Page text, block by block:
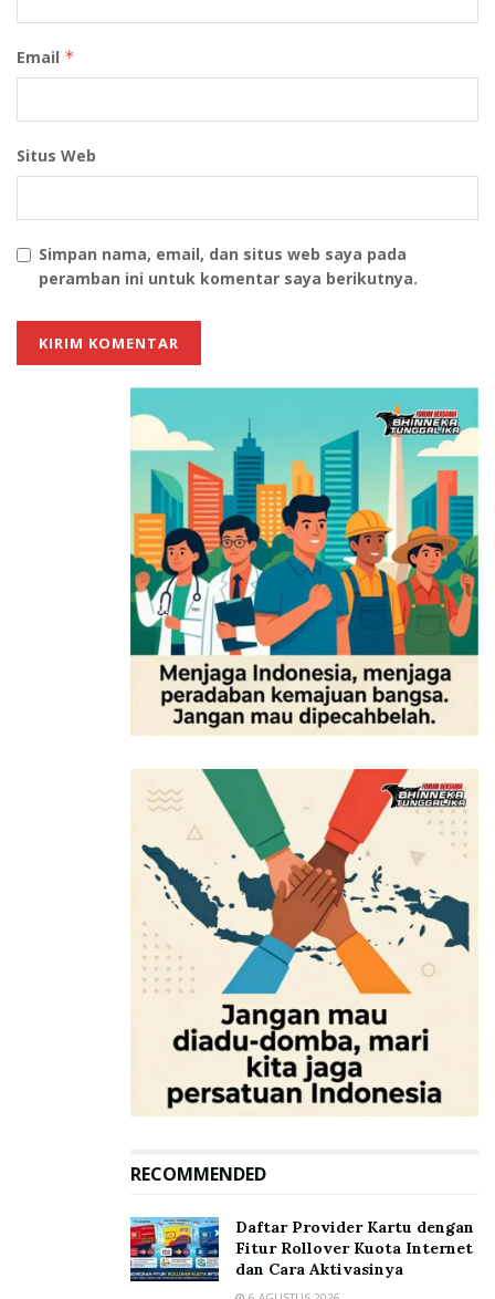
pelaporan LHKPN untuk jabatan tertentu.
Direktur Antikorupsi Badan Usaha (AKBU) KPK,
Aminudin, mengapresiasi komitmen perusahaan dalam
menerapkan prinsip GCG.
Ia mengungkapkan bahwa bisnis yang sehat hanya
dapat berkembang apabila berlandaskan pada nilai-
nilai integritas, akuntabilitas, dan transparansi.
“Sebuah perbuatan dimulai dari niat. Kalau niatnya
sudah untuk kepentingan pribadi atau kolega, awalnya
mungkin dibungkus dengan rapi. Namun kami
meyakini, niat buruk pada akhirnya akan terungkap,”
Senada dengan hal tersebut, Direktur Utama PT
Pertamina EP Cepu, Muhamad Arifin, menegaskan
komitmen perusahaannya untuk menerapkan prinsip
GCG secara konsisten.
“Kami memiliki komitmen tinggi. Bersama komisaris,
kami memandang GCG sangat penting dan rutin
mengadakan pertemuan sertaassessmentdalam
pengambilan keputusan,” ungkap Arifin.
Cepu, Taufan Hunneman, menegaskan upaya
perusahaannya untuk memastikan tidak ada celah bagi
“Kami menginternalisasi pencegahan dan pendidikan
antikorupsi dari KPK ke dalam perusahaan.Top
harus menjadi teladan dalam pelaporan
LHKPN serta mengikuti pembekalan antikorupsi dari
KPK,” pungkasnya.
Komisi Pemberantasan Korupsi
Taufan Hunneman
Email *
Situs Web
Simpan nama, email, dan situs web saya pada
peramban ini untuk komentar saya berikutnya.
RECOMMENDED
Daftar Provider Kartu dengan
Fitur Rollover Kuota Internet
dan Cara Aktivasinya